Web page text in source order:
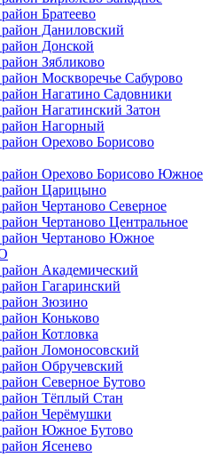
Братеево
Даниловский
Донской
Зябликово
Москворечье Сабурово
Нагатино Cадовники
Нагатинский Затон
район Нагорный
Орехово Борисово
район Орехово Борисово Южное
район Царицыно
Чертаново Северное
Чертаново Центральное
район Чертаново Южное
Академический
Гагаринский
Зюзино
Коньково
Котловка
Ломоносовский
Обручевский
Северное Бутово
район Тёплый Стан
район Черёмушки
район Южное Бутово
Ясенево